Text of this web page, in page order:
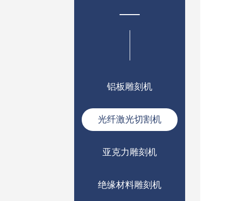
铝板雕刻机
光纤激光切割机
亚克力雕刻机
绝缘材料雕刻机